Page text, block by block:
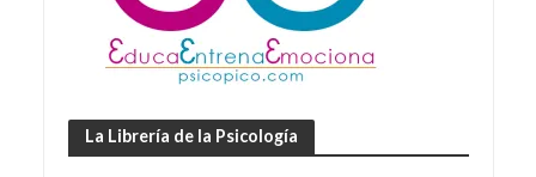
La Librería de la Psicología